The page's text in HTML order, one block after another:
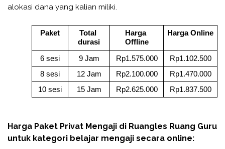
alokasi dana yang kalian miliki.
Paket
Total
durasi
Harga
Offline
Harga Online
6 sesi 9 Jam Rp1.575.000
Rp1.102.500
8 sesi
12 Jam Rp2.100.000
Rp1.470.000
10 sesi
15 Jam Rp2.625.000 Rp1.837.500
Harga Paket Privat Mengaji di Ruangles Ruang Guru
untuk kategori belajar mengaji secara online: